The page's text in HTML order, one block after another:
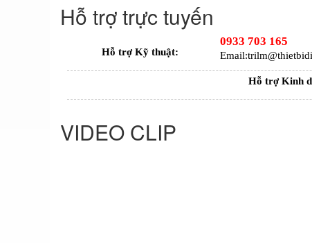
Hỗ trợ trực tuyến
Hỗ trợ Kỹ thuật:
0933 703 165
Hỗ trợ Kinh
VIDEO CLIP